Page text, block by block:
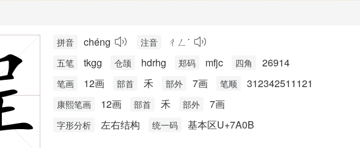
拼音 chéng 注音 ㄔㄥˊ
五笔 tkgg 仓颉 hdrhg 郑码 mfjc 四角 26914
笔画 12画 部首 禾 部外 7画 笔顺 312342511121
康熙笔画 12画 部首 禾 部外 7画
字形分析 左右结构 统一码 基本区U+7A0B